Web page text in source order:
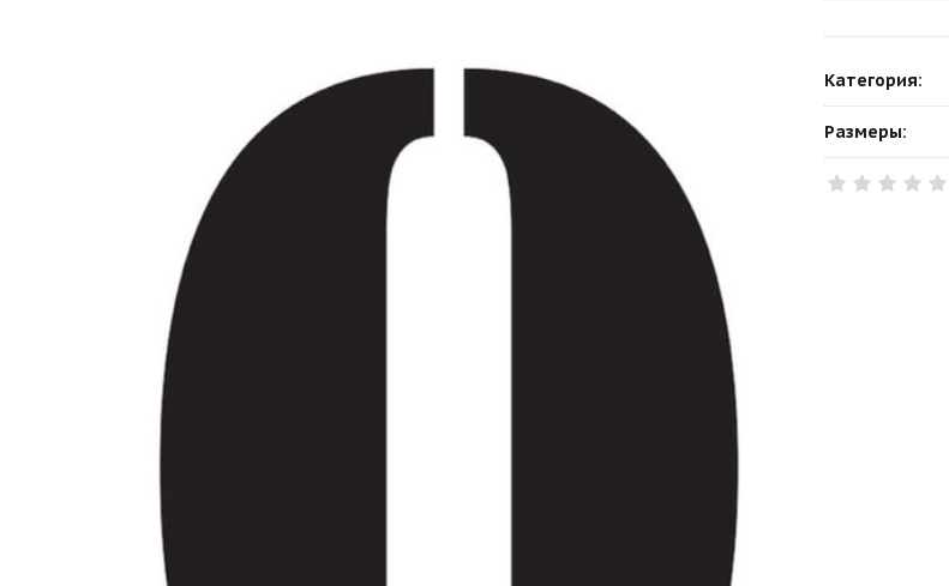
Категория:
Размеры: